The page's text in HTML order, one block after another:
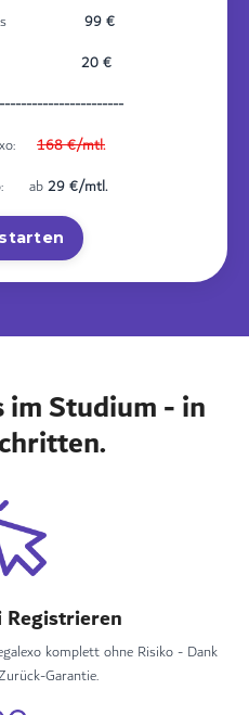
99 €
20 €
168€/mtl.
ab29 €/mtl.
Studium - in
komplett ohne Risiko - Dank
Garantie.